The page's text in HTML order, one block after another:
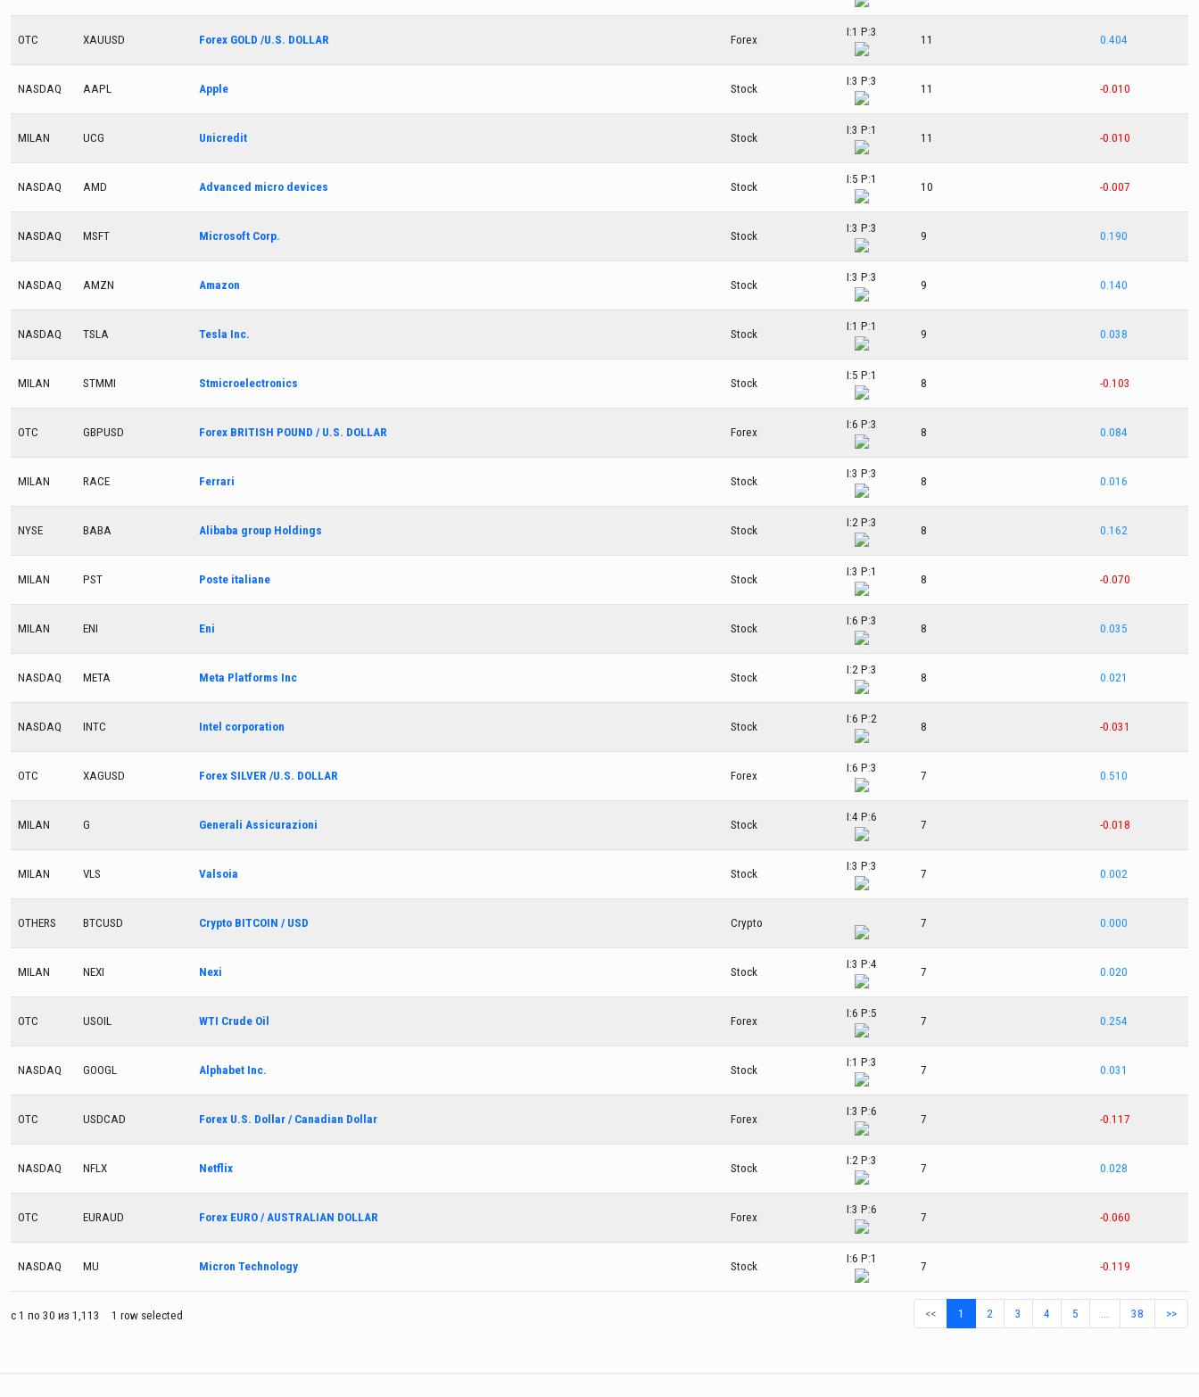
OTC XAUUSD Forex GOLD /U.S. DOLLAR Forex
I:1 P:3
11 0.404
NASDAQ AAPL Apple Stock
I:3 P:3
11 -0.010
MILAN UCG Unicredit Stock
I:3 P:1
11 -0.010
NASDAQ AMD Advanced micro devices Stock
I:5 P:1
10 -0.007
NASDAQ MSFT Microsoft Corp. Stock
I:3 P:3
9 0.190
NASDAQ AMZN Amazon Stock
I:3 P:3
9 0.140
NASDAQ TSLA Tesla Inc. Stock
I:1 P:1
9 0.038
MILAN STMMI Stmicroelectronics Stock
I:5 P:1
8 -0.103
OTC GBPUSD Forex BRITISH POUND / U.S. DOLLAR Forex
I:6 P:3
8 0.084
MILAN RACE Ferrari Stock
I:3 P:3
8 0.016
NYSE BABA Alibaba group Holdings Stock
I:2 P:3
8 0.162
MILAN PST Poste italiane Stock
I:3 P:1
8 -0.070
MILAN ENI Eni Stock
I:6 P:3
8 0.035
NASDAQ META Meta Platforms Inc Stock
I:2 P:3
8 0.021
NASDAQ INTC Intel corporation Stock
I:6 P:2
8 -0.031
OTC XAGUSD Forex SILVER /U.S. DOLLAR Forex
I:6 P:3
7 0.510
MILAN G Generali Assicurazioni Stock
I:4 P:6
7 -0.018
MILAN VLS Valsoia Stock
I:3 P:3
7 0.002
OTHERS BTCUSD Crypto BITCOIN / USD Crypto 7 0.000
MILAN NEXI Nexi Stock
I:3 P:4
7 0.020
OTC USOIL WTI Crude Oil Forex
I:6 P:5
7 0.254
NASDAQ GOOGL Alphabet Inc. Stock
I:1 P:3
7 0.031
OTC USDCAD Forex U.S. Dollar / Canadian Dollar Forex
I:3 P:6
7 -0.117
NASDAQ NFLX Netflix Stock
I:2 P:3
7 0.028
OTC EURAUD Forex EURO / AUSTRALIAN DOLLAR Forex
I:3 P:6
7 -0.060
NASDAQ MU Micron Technology Stock
I:6 P:1
7 -0.119
с 1 по 30 из 1,113 1 row selected << 1 2 3 4 5 38 >>